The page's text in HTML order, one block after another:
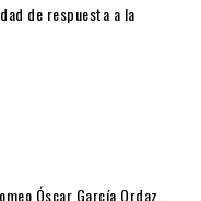
de respuesta a la
Óscar García Ordaz,